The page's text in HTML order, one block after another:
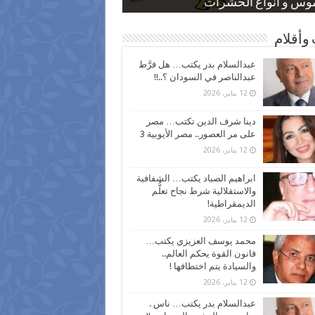
و أنواع الحشرات
بعد ارتفاع الأسعار
نسبة الطلاق في مصر
كاركاتيرية
كاركاتيرية
وأقلام
عبدالسلام بدر يكتب… هل فرَّط
عبدالناصر في السودان ؟..!!
12 يناير، 2026
دينا شرف الدين تكتب… مصر
على مر العصور.. مصر الأيوبية 3
12 يناير، 2026
ابراهيم الصياد يكتب… الشفافية
والاستقلالية شرط نجاح تعلُّم
الديمقراطية!
12 يناير، 2026
محمد يوسف العزيزي يكتب…
قانون القوة يحكم العالم..
والسيادة يتم اختطافها !
12 يناير، 2026
عبدالسلام بدر يكتب… ناس .